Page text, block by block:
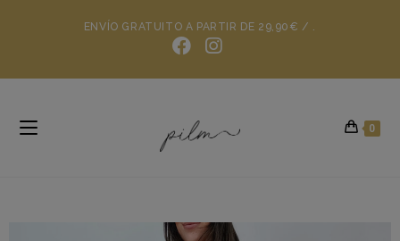
ENVÍO GRATUITO A PARTIR DE 29,90€ / .
0